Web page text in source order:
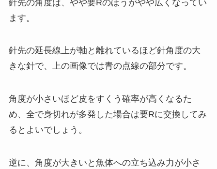
針先の角度は、やや要Rのほうがやや広くなってい
ます。
針先の延長線上が軸と離れているほど針角度の大
きな針で、上の画像では青の点線の部分です。
角度が小さいほど皮をすくう確率が高くなるた
め、全で身切れが多発した場合は要Rに交換してみ
るとよいでしょう。
逆に、角度が大きいと魚体への立ち込み力が小さ